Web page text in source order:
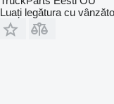
Luați legătura cu